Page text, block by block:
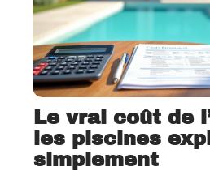
Le vrai coût de
les piscines
simplement